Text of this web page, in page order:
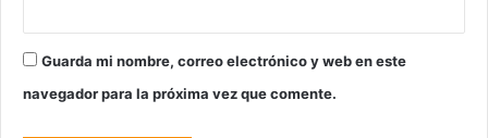
Guarda mi nombre, correo electrónico y web en este
navegador para la próxima vez que comente.